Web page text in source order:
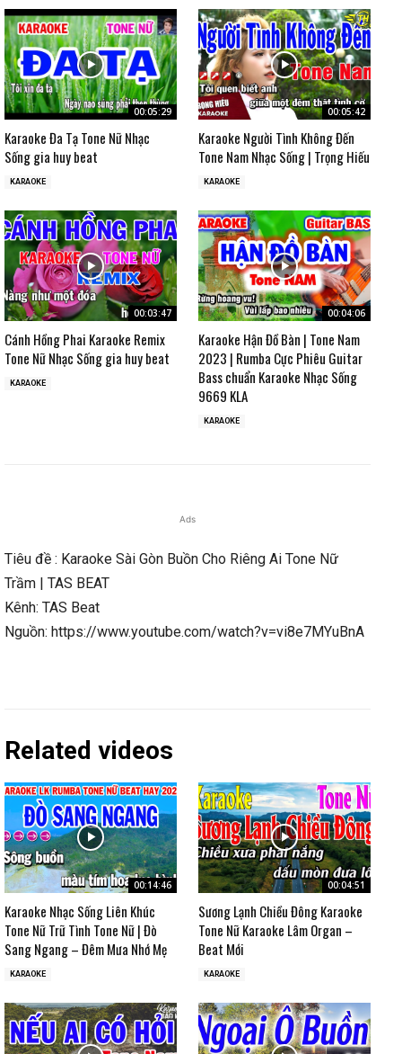
00:05:29
Karaoke Đa Tạ Tone Nữ Nhạc
Sống gia huy beat
KARAOKE
00:05:42
Karaoke Người Tình Không Đến
Tone Nam Nhạc Sống | Trọng Hiếu
KARAOKE
00:03:47
Cánh Hồng Phai Karaoke Remix
Tone Nữ Nhạc Sống gia huy beat
KARAOKE
00:04:06
Karaoke Hận Đồ Bàn | Tone Nam
2023 | Rumba Cực Phiêu Guitar
Bass chuẩn Karaoke Nhạc Sống
9669 KLA
KARAOKE
Ads
Tiêu đề : Karaoke Sài Gòn Buồn Cho Riêng Ai Tone Nữ
Trầm | TAS BEAT
Kênh: TAS Beat
Nguồn: https://www.youtube.com/watch?v=vi8e7MYuBnA
Related videos
00:14:46
Karaoke Nhạc Sống Liên Khúc
Tone Nữ Trữ Tình Tone Nữ | Đò
Sang Ngang – Đêm Mưa Nhớ Mẹ
KARAOKE
00:04:51
Sương Lạnh Chiều Đông Karaoke
Tone Nữ Karaoke Lâm Organ –
Beat Mới
KARAOKE